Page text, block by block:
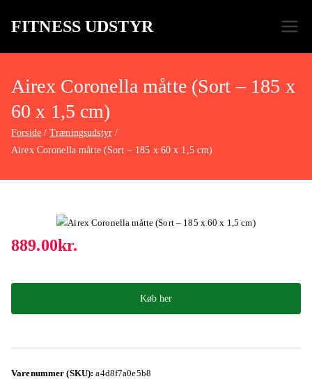
FITNESS UDSTYR
Airex Coronella måtte (Sort – 185 x
60 x 1,5 cm)
Forside
Træningsudstyr
Airex Coronella måtte (Sort – 185 x 60 x 1,5 cm)
889.00kr.
Køb her
Varenummer (SKU):a4d8f7a0e5b8